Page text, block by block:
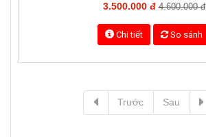
3.500.000 đ 4.600.000 đ
Chi tiết So sánh
Trước Sau